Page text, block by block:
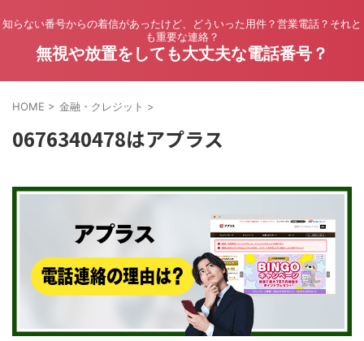
知らない番号からの着信があったけど、どういった用件？営業電話？それと
も重要な連絡？
無視や放置をしても大丈夫な電話番号？
HOME > 金融・クレジット >
0676340478はアプラス